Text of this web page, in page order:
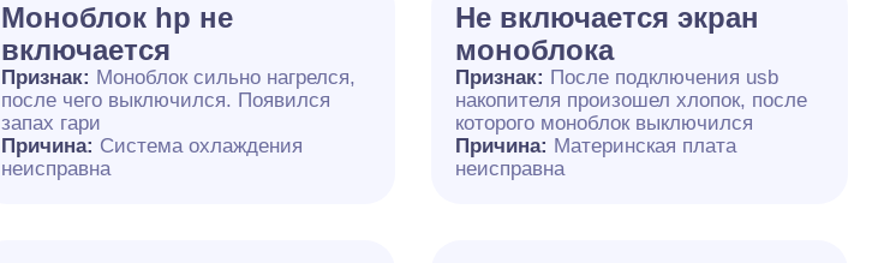
Моноблок hp не
включается
Признак: Моноблок сильно нагрелся,
после чего выключился. Появился
запах гари
Причина: Система охлаждения
неисправна
Не включается экран
моноблока
Признак: После подключения usb
накопителя произошел хлопок, после
которого моноблок выключился
Причина: Материнская плата
неисправна